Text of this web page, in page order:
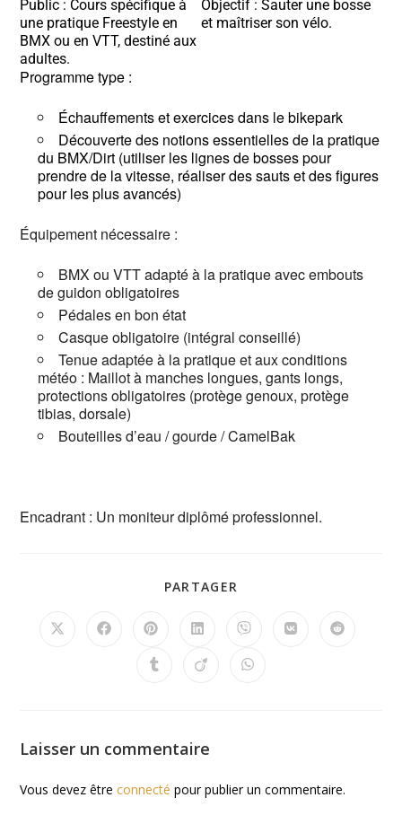
Public : Cours spécifique à
une pratique Freestyle en
BMX ou en VTT, destiné aux
adultes.
Objectif : Sauter une bosse
et maîtriser son vélo.
Programme type :
Échauffements et exercices dans le bikepark
Découverte des notions essentielles de la pratique
du BMX/Dirt (utiliser les lignes de bosses pour
prendre de la vitesse, réaliser des sauts et des figures
pour les plus avancés)
Équipement nécessaire :
BMX ou VTT adapté à la pratique avec embouts
de guidon obligatoires
Pédales en bon état
Casque obligatoire (intégral conseillé)
Tenue adaptée à la pratique et aux conditions
météo : Maillot à manches longues, gants longs,
protections obligatoires (protège genoux, protège
tibias, dorsale)
Bouteilles d’eau / gourde / CamelBak
Encadrant : Un moniteur diplômé professionnel.
PARTAGER
Laisser un commentaire
Vous devez êtreconnecté pour publier un commentaire.